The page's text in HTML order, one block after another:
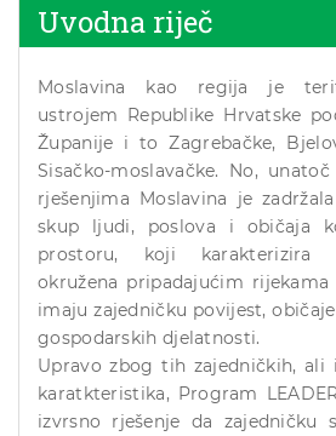
Uvodna riječ
Moslavina kao regija je
ustrojem Republike Hrvatske
Županije i to Zagrebačke,
Sisačko-moslavačke. No,
rješenjima Moslavina je
skup ljudi, poslova i običaja
prostoru, koji karakterizira
okružena pripadajućim
imaju zajedničku povijest,
gospodarskih djelatnosti.
Upravo zbog tih zajedničkih, ali
karatkteristika, Program
izvrsno rješenje da zajedničku